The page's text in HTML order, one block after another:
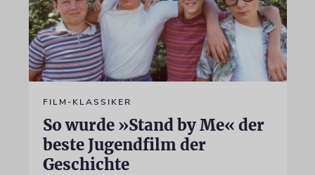
FILM-KLASSIKER
So wurde »Stand by Me« der
beste Jugendfilm der
Geschichte